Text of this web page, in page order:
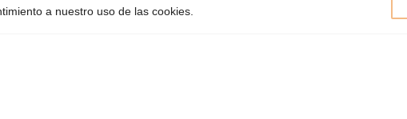
a nuestro uso de las cookies.
de Cookies
Calendario Lavazza